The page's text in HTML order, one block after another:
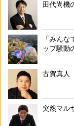
田代尚機
「みん
ップ騒動
古賀真人
突然マル